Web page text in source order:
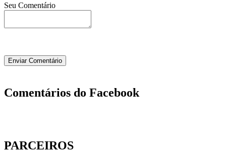
Seu Comentário
Comentários do Facebook
PARCEIROS